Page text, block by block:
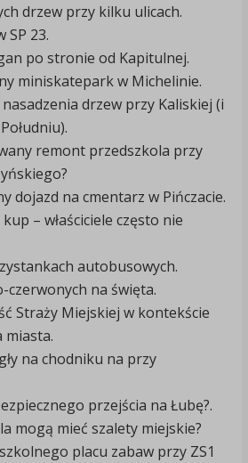
drzew przy kilku ulicach.
SP 23.
po stronie od Kapitulnej.
miniskatepark w Michelinie.
nasadzenia drzew przy Kaliskiej (i
remont przedszkola przy
dojazd na cmentarz w Pińczacie.
– właściciele często nie
autobusowych.
czerwonych na święta.
Straży Miejskiej w kontekście
na chodniku na przy
przejścia na Łubę?.
mogą mieć szalety miejskie?
placu zabaw przy ZS1